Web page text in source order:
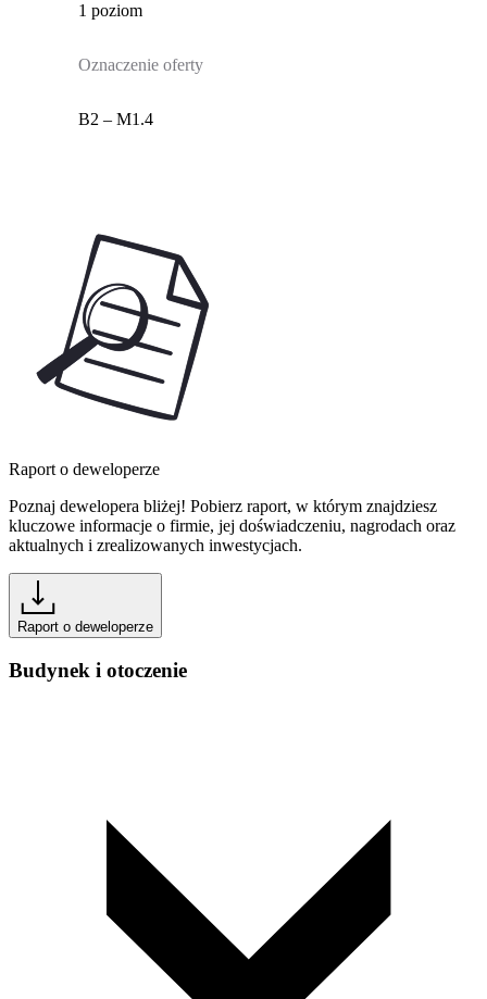
1 poziom
Oznaczenie oferty
B2 – M1.4
Raport o deweloperze
Poznaj dewelopera bliżej! Pobierz raport, w którym znajdziesz
kluczowe informacje o firmie, jej doświadczeniu, nagrodach oraz
aktualnych i zrealizowanych inwestycjach.
Raport o deweloperze
Budynek i otoczenie